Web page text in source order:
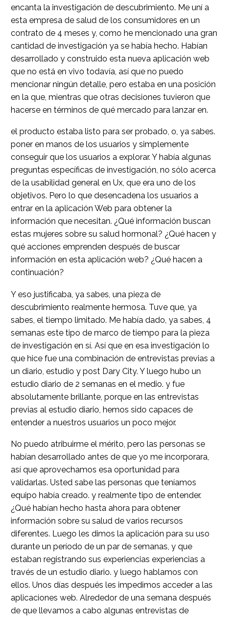
encanta la investigación de descubrimiento. Me uní a
esta empresa de salud de los consumidores en un
contrato de 4 meses y, como he mencionado una gran
cantidad de investigación ya se había hecho. Habían
desarrollado y construido esta nueva aplicación web
que no está en vivo todavía, así que no puedo
mencionar ningún detalle, pero estaba en una posición
en la que, mientras que otras decisiones tuvieron que
hacerse en términos de qué mercado para lanzar en.
el producto estaba listo para ser probado, o, ya sabes.
poner en manos de los usuarios y simplemente
conseguir que los usuarios a explorar. Y había algunas
preguntas específicas de investigación, no sólo acerca
de la usabilidad general en Ux, que era uno de los
objetivos. Pero lo que desencadena los usuarios a
entrar en la aplicación Web para obtener la
información que necesitan. ¿Qué información buscan
estas mujeres sobre su salud hormonal? ¿Qué hacen y
qué acciones emprenden después de buscar
información en esta aplicación web? ¿Qué hacen a
continuación?
Y eso justificaba, ya sabes, una pieza de
descubrimiento realmente hermosa. Tuve que, ya
sabes, el tiempo limitado. Me había dado, ya sabes, 4
semanas este tipo de marco de tiempo para la pieza
de investigación en sí. Así que en esa investigación lo
que hice fue una combinación de entrevistas previas a
un diario, estudio y post Dary City. Y luego hubo un
estudio diario de 2 semanas en el medio. y fue
absolutamente brillante, porque en las entrevistas
previas al estudio diario, hemos sido capaces de
entender a nuestros usuarios un poco mejor.
No puedo atribuirme el mérito, pero las personas se
habían desarrollado antes de que yo me incorporara,
así que aprovechamos esa oportunidad para
validarlas. Usted sabe las personas que teníamos
equipo había creado. y realmente tipo de entender.
¿Qué habían hecho hasta ahora para obtener
información sobre su salud de varios recursos
diferentes. Luego les dimos la aplicación para su uso
durante un período de un par de semanas, y que
estaban registrando sus experiencias experiencias a
través de un estudio diario. y luego hablamos con
ellos. Unos días después les impedimos acceder a las
aplicaciones web. Alrededor de una semana después
de que llevamos a cabo algunas entrevistas de